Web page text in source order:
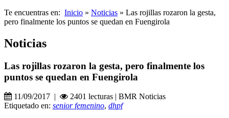
Te encuentras en: Inicio » Noticias » Las rojillas rozaron la gesta,
pero finalmente los puntos se quedan en Fuengirola
Noticias
Las rojillas rozaron la gesta, pero finalmente los
puntos se quedan en Fuengirola
11/09/2017 |
2401 lecturas | BMR Noticias
Etiquetado en: senior femenino, dhpf